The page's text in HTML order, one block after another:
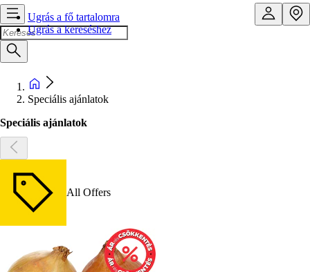
Ugrás a fő tartalomra
Ugrás a kereséshez
Speciális ajánlatok
Speciális ajánlatok
All Offers